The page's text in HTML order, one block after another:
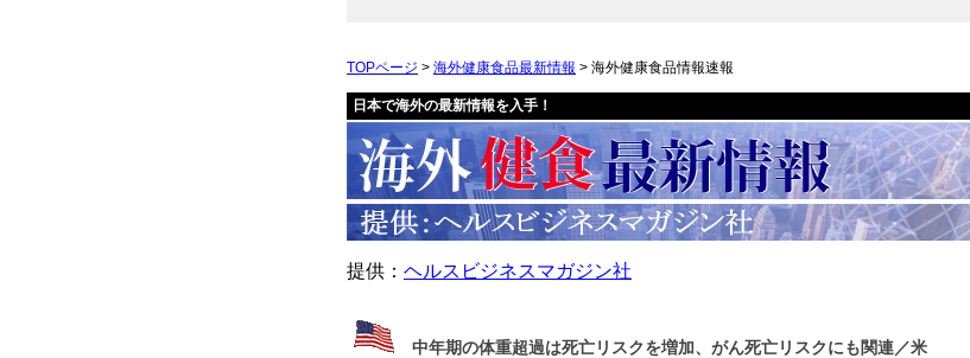
TOPページ > 海外健康食品最新情報 > 海外健康食品情報速報
日本で海外の最新情報を入手！
提供： ヘルスビジネスマガジン社
中年期の体重超過は死亡リスクを増加、がん死亡リスクにも関連／米